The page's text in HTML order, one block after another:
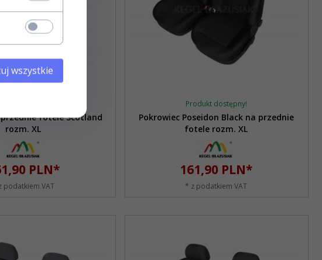
fotele Scotland
rozm. XL
90 PLN*
podatkiem VAT
Produkt dostępny!
Pokrowiec Poseidon Black na przednie
fotele rozm. XL
161,90 PLN*
* z podatkiem VAT
wszystkie